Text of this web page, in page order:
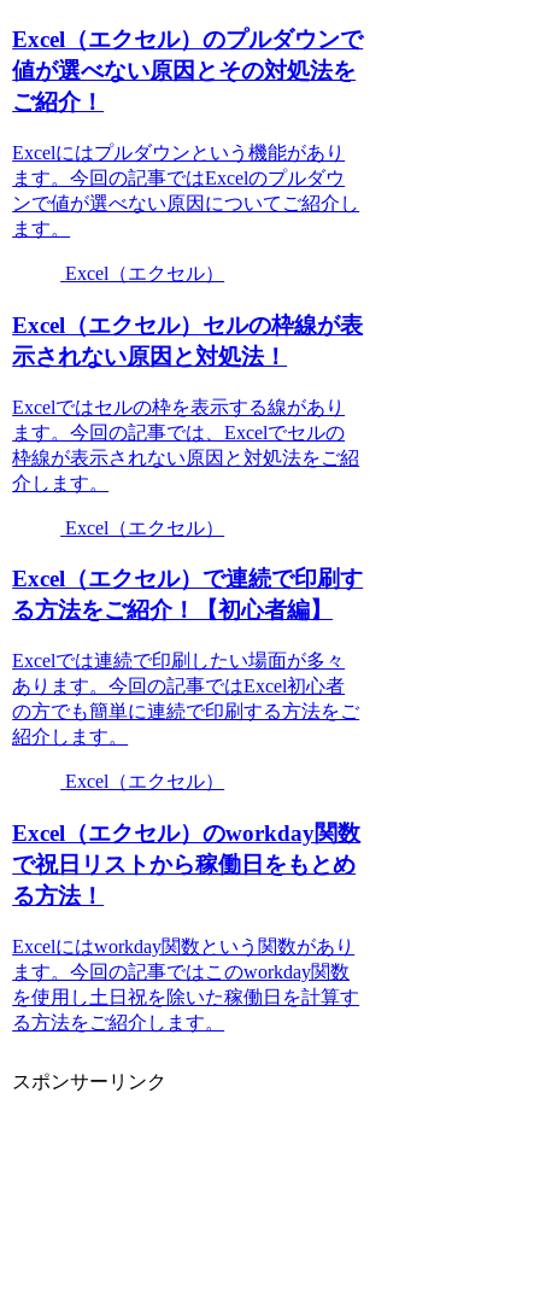
Excel（エクセル）のプルダウンで
値が選べない原因とその対処法を
ご紹介！
Excelにはプルダウンという機能があり
ます。今回の記事ではExcelのプルダウ
ンで値が選べない原因についてご紹介し
ます。
Excel（エクセル）
Excel（エクセル）セルの枠線が表
示されない原因と対処法！
Excelではセルの枠を表示する線があり
ます。今回の記事では、Excelでセルの
枠線が表示されない原因と対処法をご紹
介します。
Excel（エクセル）
Excel（エクセル）で連続で印刷す
る方法をご紹介！【初心者編】
Excelでは連続で印刷したい場面が多々
あります。今回の記事ではExcel初心者
の方でも簡単に連続で印刷する方法をご
紹介します。
Excel（エクセル）
Excel（エクセル）のworkday関数
で祝日リストから稼働日をもとめ
る方法！
Excelにはworkday関数という関数があり
ます。今回の記事ではこのworkday関数
を使用し土日祝を除いた稼働日を計算す
る方法をご紹介します。
スポンサーリンク